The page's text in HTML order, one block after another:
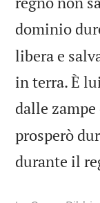
dominio
libera e
in terra. È
dalle
prosperò
durante il